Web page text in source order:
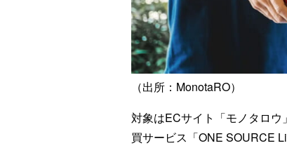
（出所：MonotaRO）
対象はECサイト「モノタロ
買サービス「ONE SOURCE